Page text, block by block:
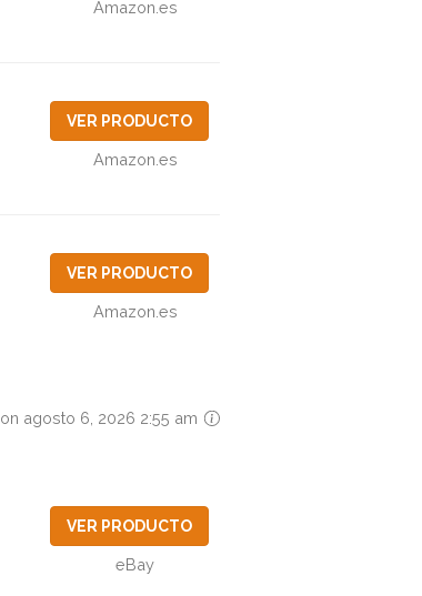
Amazon.es
VER PRODUCTO
Amazon.es
VER PRODUCTO
Amazon.es
agosto 6, 2026 2:55 am
VER PRODUCTO
eBay